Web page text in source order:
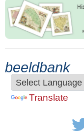
beeldbank
Translate